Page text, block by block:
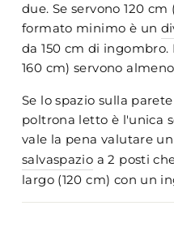
due. Se servono 120
formato minimo è un
da 150 cm di
160 cm) servono almeno
Se lo spazio sulla
poltrona letto è l'unica
vale la pena valutare
salvaspazio a 2 posti
largo (120 cm) con un